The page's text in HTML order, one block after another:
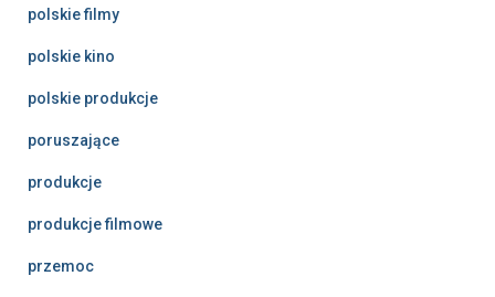
polskie filmy
polskie kino
polskie produkcje
poruszające
produkcje
produkcje filmowe
przemoc